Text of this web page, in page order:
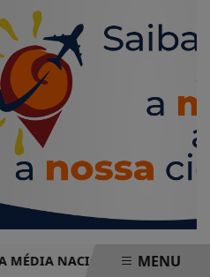
NACIONAL DE ENSINO
MENU